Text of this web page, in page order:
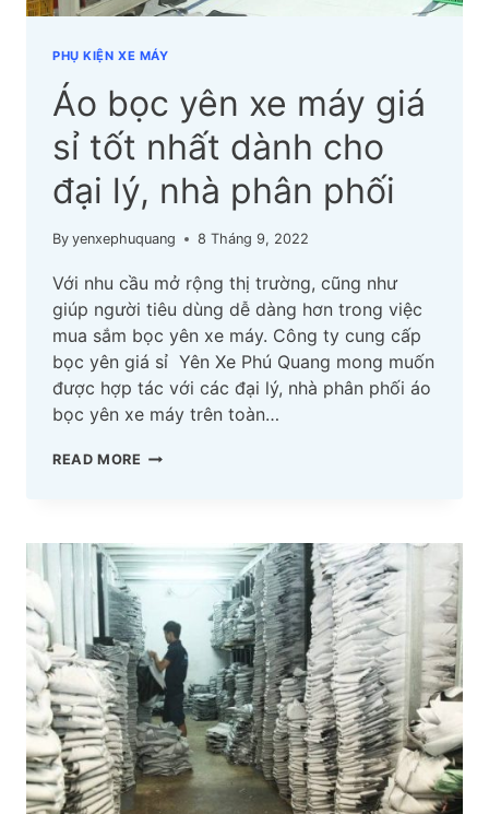
PHỤ KIỆN XE MÁY
Áo bọc yên xe máy giá
sỉ tốt nhất dành cho
đại lý, nhà phân phối
By yenxephuquang 8 Tháng 9, 2022
Với nhu cầu mở rộng thị trường, cũng như
giúp người tiêu dùng dễ dàng hơn trong việc
mua sắm bọc yên xe máy. Công ty cung cấp
bọc yên giá sỉ Yên Xe Phú Quang mong muốn
được hợp tác với các đại lý, nhà phân phối áo
bọc yên xe máy trên toàn…
READ MORE ÁO
MÁY
GIÁ
SỈ
TỐT
NHẤT
DÀNH
CHO
ĐẠI
LÝ,
NHÀ